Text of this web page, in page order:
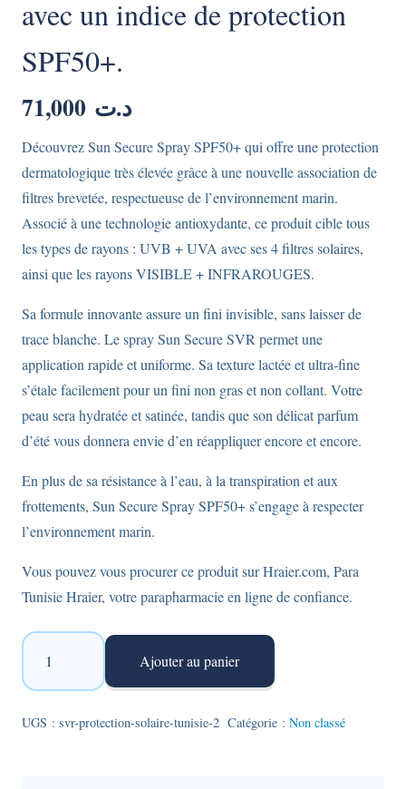
avec un indice de protection
SPF50+.
د.ت
Découvrez Sun Secure Spray SPF50+ qui offre une protection
dermatologique très élevée grâce à une nouvelle association de
filtres brevetée, respectueuse de l’environnement marin.
Associé à une technologie antioxydante, ce produit cible tous
les types de rayons : UVB + UVA avec ses 4 filtres solaires,
ainsi que les rayons VISIBLE + INFRAROUGES.
Sa formule innovante assure un fini invisible, sans laisser de
trace blanche. Le spray Sun Secure SVR permet une
application rapide et uniforme. Sa texture lactée et ultra-fine
s’étale facilement pour un fini non gras et non collant. Votre
peau sera hydratée et satinée, tandis que son délicat parfum
d’été vous donnera envie d’en réappliquer encore et encore.
En plus de sa résistance à l’eau, à la transpiration et aux
frottements, Sun Secure Spray SPF50+ s’engage à respecter
l’environnement marin.
Vous pouvez vous procurer ce produit sur Hraier.com, Para
Tunisie Hraier, votre parapharmacie en ligne de confiance.
quantité
SVR
-
Ajouter au panier
UGS : svr-protection-solaire-tunisie-2 Catégorie : Non classé